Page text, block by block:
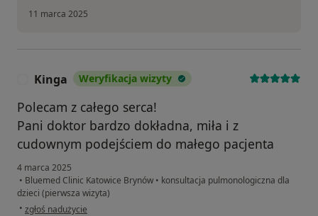
11 marca 2025
Kinga Weryfikacja wizyty
Polecam z całego serca!
Pani doktor bardzo dokładna, miła i z
cudownym podejściem do małego pacjenta
4 marca 2025
• Bluemed Clinic Katowice Brynów • konsultacja pulmonologiczna dla
dzieci (pierwsza wizyta)
• w opinii użytkownika Kinga
zgłoś nadużycie